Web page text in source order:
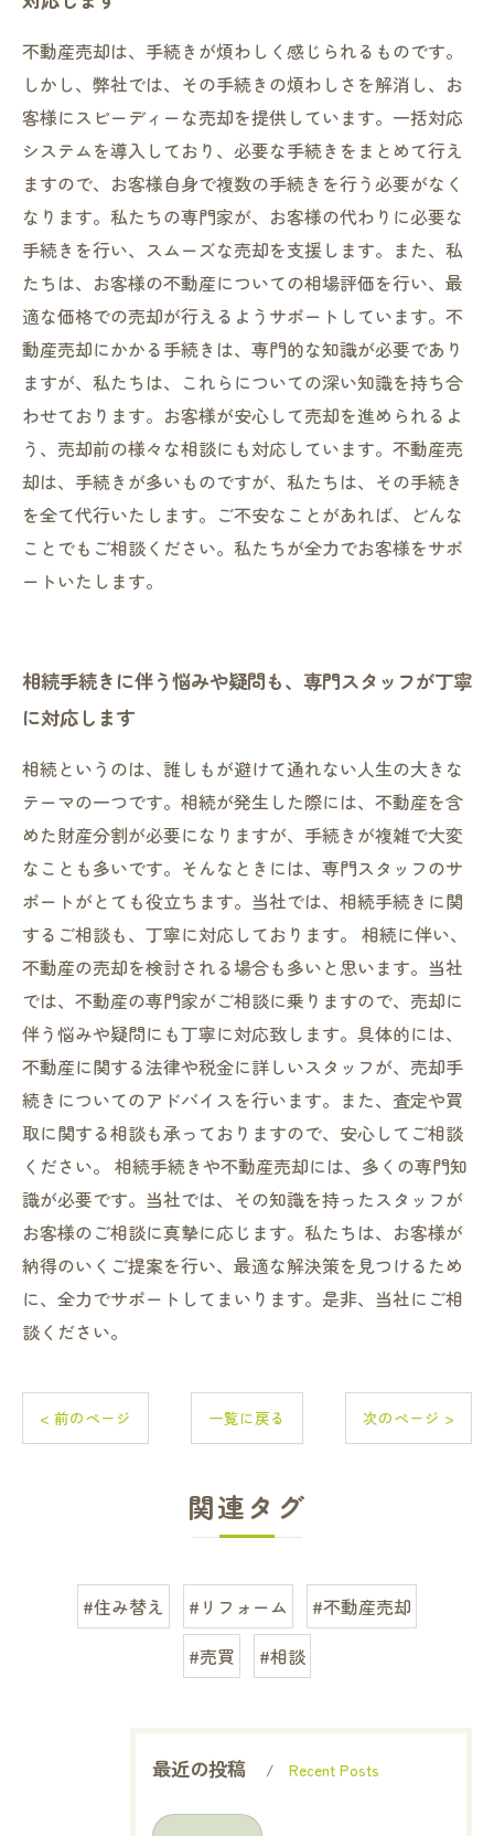
不動産売却は、手続きが煩わしく感じられるものです。
しかし、弊社では、その手続きの煩わしさを解消し、お
客様にスピーディーな売却を提供しています。一括対応
システムを導入しており、必要な手続きをまとめて行え
ますので、お客様自身で複数の手続きを行う必要がなく
なります。私たちの専門家が、お客様の代わりに必要な
手続きを行い、スムーズな売却を支援します。また、私
たちは、お客様の不動産についての相場評価を行い、最
適な価格での売却が行えるようサポートしています。不
動産売却にかかる手続きは、専門的な知識が必要であり
ますが、私たちは、これらについての深い知識を持ち合
わせております。お客様が安心して売却を進められるよ
う、売却前の様々な相談にも対応しています。不動産売
却は、手続きが多いものですが、私たちは、その手続き
を全て代行いたします。ご不安なことがあれば、どんな
ことでもご相談ください。私たちが全力でお客様をサポ
ートいたします。
相続手続きに伴う悩みや疑問も、専門スタッフが丁寧
に対応します
相続というのは、誰しもが避けて通れない人生の大きな
テーマの一つです。相続が発生した際には、不動産を含
めた財産分割が必要になりますが、手続きが複雑で大変
なことも多いです。そんなときには、専門スタッフのサ
ポートがとても役立ちます。当社では、相続手続きに関
するご相談も、丁寧に対応しております。 相続に伴い、
不動産の売却を検討される場合も多いと思います。当社
では、不動産の専門家がご相談に乗りますので、売却に
伴う悩みや疑問にも丁寧に対応致します。具体的には、
不動産に関する法律や税金に詳しいスタッフが、売却手
続きについてのアドバイスを行います。また、査定や買
取に関する相談も承っておりますので、安心してご相談
ください。 相続手続きや不動産売却には、多くの専門知
識が必要です。当社では、その知識を持ったスタッフが
お客様のご相談に真摯に応じます。私たちは、お客様が
納得のいくご提案を行い、最適な解決策を見つけるため
に、全力でサポートしてまいります。是非、当社にご相
談ください。
< 前のページ 一覧に戻る 次のページ >
関連タグ
#住み替え #リフォーム
#不動産売却
#売買
#相談
最近の投稿 Recent Posts